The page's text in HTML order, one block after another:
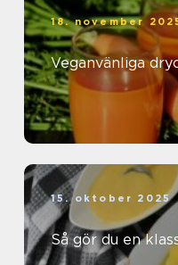
18. november
Veganvänliga
15. oktober 2025
Så gör du en